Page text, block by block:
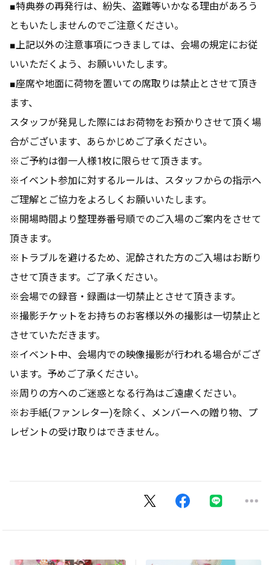
■特典券の再発行は、紛失、盗難等いかなる理由があろう
ともいたしませんのでご注意ください。
■上記以外の注意事項につきましては、会場の規定にお従
いいただくよう、お願いいたします。
■座席や地面に荷物を置いての席取りは禁止とさせて頂き
ます、
スタッフが発見した際にはお荷物をお預かりさせて頂く場
合がございます、あらかじめご了承ください。
※ご予約は御一人様1枚に限らせて頂きます。
※イベント参加に対するルールは、スタッフからの指示へ
ご理解とご協力をよろしくお願いいたします。
※開場時間より整理券番号順でのご入場のご案内をさせて
頂きます。
※トラブルを避けるため、泥酔された方のご入場はお断り
させて頂きます。ご了承ください。
※会場での録音・録画は一切禁止とさせて頂きます。
※撮影チケットをお持ちのお客様以外の撮影は一切禁止と
させていただきます。
※イベント中、会場内での映像撮影が行われる場合がござ
います。予めご了承ください。
※周りの方へのご迷惑となる行為はご遠慮ください。
※お手紙(ファンレター)を除く、メンバーへの贈り物、プ
レゼントの受け取りはできません。